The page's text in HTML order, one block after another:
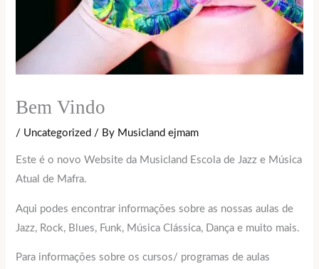
Bem Vindo
/ Uncategorized / By Musicland ejmam
Este é o novo Website da Musicland Escola de Jazz e Música
Atual de Mafra.
Aqui podes encontrar informações sobre as nossas aulas de
Jazz, Rock, Blues, Funk, Música Clássica, Dança e muito mais.
Para informações sobre os cursos/ programas de aulas